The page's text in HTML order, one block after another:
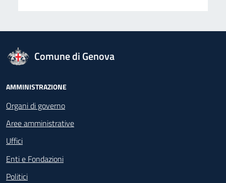
logo Unione Europea
Comune di Genova
Footer - Navigazione
AMMINISTRAZIONE
Organi di governo
Aree amministrative
Uffici
Enti e Fondazioni
Politici